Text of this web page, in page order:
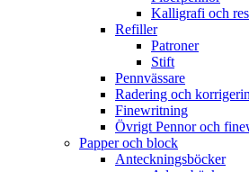
Kalligrafi och
Refiller
Patroner
Stift
Pennvässare
Radering och
Finewritning
Övrigt Pennor och
Papper och block
Anteckningsböcker